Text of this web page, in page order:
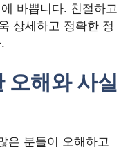
바쁩니다. 친절하고
상세하고 정확한 정
오해와 사실
은 분들이 오해하고